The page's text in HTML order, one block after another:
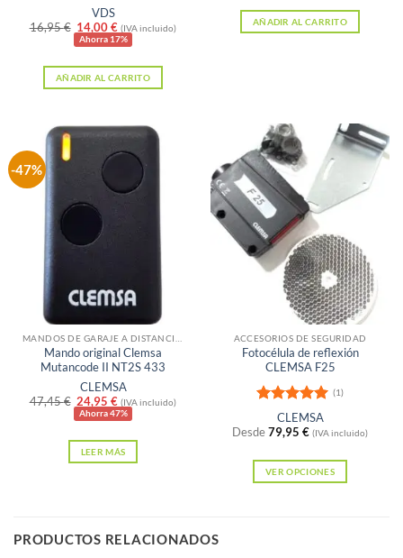
Valorado
con5de 5
VDS
16,95€ El
precio
era:
16,95 €.
14,00€El
precio
es:
14,00 €.
(IVA incluido)
Ahorra 17%
AÑADIR AL CARRITO
AÑADIR AL CARRITO
-47%
Sin existencias
Mando original Clemsa
Mutancode II NT2S 433
CLEMSA
47,45€ El
precio
era:
47,45 €.
24,95€El
precio
es:
24,95 €.
(IVA incluido)
Ahorra 47%
LEER MÁS
Sin existencias
ACCESORIOS DE SEGURIDAD
Fotocélula de reflexión
CLEMSA F25
Valorado
con5de 5
(1)
CLEMSA
Desde79,95 € (IVA incluido)
VER OPCIONES
PRODUCTOS RELACIONADOS